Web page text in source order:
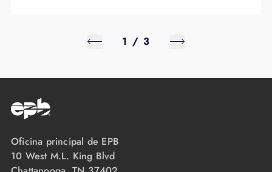
1 / 3
Oficina principal de EPB
10 West M.L. King Blvd